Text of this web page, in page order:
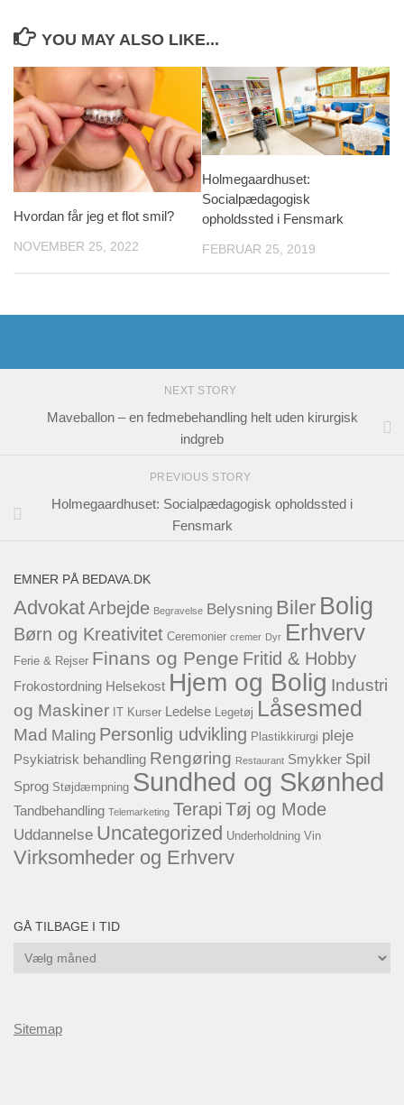
YOU MAY ALSO LIKE...
Hvordan får jeg et flot smil?
NOVEMBER 25, 2022
Holmegaardhuset:
Socialpædagogisk
opholdssted i Fensmark
FEBRUAR 25, 2019
NEXT STORY
Maveballon – en fedmebehandling helt uden kirurgisk
indgreb
PREVIOUS STORY
Holmegaardhuset: Socialpædagogisk opholdssted i
Fensmark
EMNER PÅ BEDAVA.DK
AdvokatArbejde Begravelse Belysning Biler Bolig
Børn og Kreativitet Ceremonier cremer Dyr Erhverv
Ferie & Rejser Finans og Penge Fritid & Hobby
Frokostordning Helsekost Hjem og Bolig Industri
og Maskiner IT Kurser Ledelse Legetøj Låsesmed
Mad Maling Personlig udvikling Plastikkirurgi pleje
Psykiatrisk behandling Rengøring Restaurant Smykker Spil
Sprog Støjdæmpning Sundhed og Skønhed
Tandbehandling Telemarketing Terapi Tøj og Mode
Uddannelse Uncategorized Underholdning Vin
Virksomheder og Erhverv
GÅ TILBAGE I TID
Gå
Sitemap